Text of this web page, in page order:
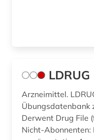
LDRUG
Arzneimittel.
Übungsdatenbank
Derwent Drug File
Nicht-Abonnenten: